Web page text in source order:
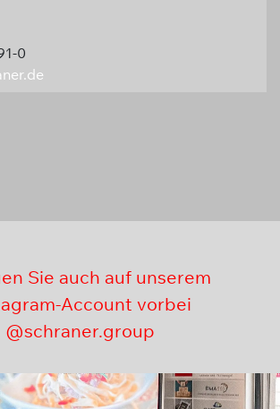
0
Sie auch auf unserem
Account vorbei
@schraner.group